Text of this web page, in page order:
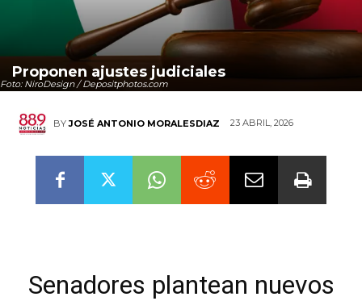
Foto: NiroDesign / Depositphotos.com
Proponen ajustes judiciales
BY JOSÉ ANTONIO MORALESDIAZ 23 ABRIL, 2026
Senadores plantean nuevos